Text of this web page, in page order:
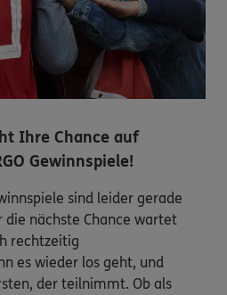
Ihre Chance auf
Gewinnspiele!
sind leider gerade
die nächste Chance wartet
rechtzeitig
es wieder los geht, und
der teilnimmt. Ob als